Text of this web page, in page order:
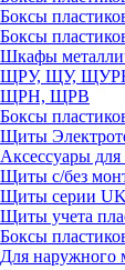
Боксы
Боксы
Шкафы
ЩРУ, ЩУ,
ЩРН, ЩРВ
Боксы
Щиты
Аксессуары для
Щиты с/без
Щиты серии
Щиты учета
Боксы
Для наружного